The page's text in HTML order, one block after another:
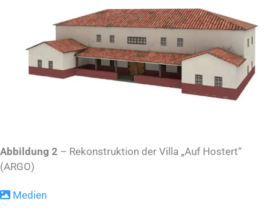
Abbildung 2 – Rekonstruktion der Villa „Auf Hostert“
(ARGO)
Medien